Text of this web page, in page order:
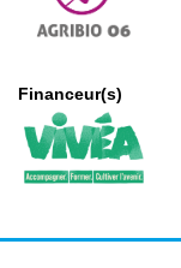
Financeur(s)